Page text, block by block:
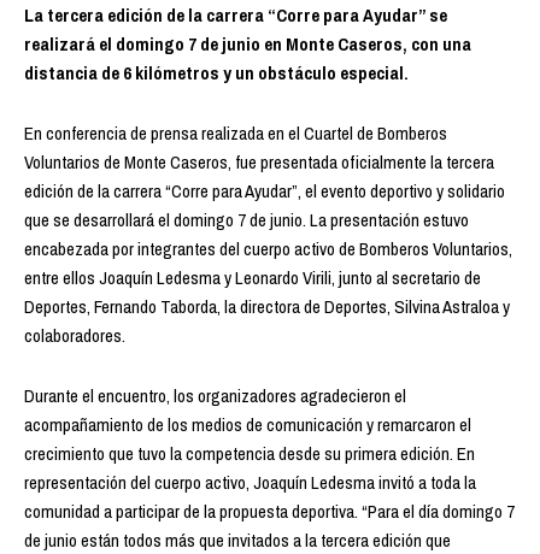
La tercera edición de la carrera “Corre para Ayudar” se
realizará el domingo 7 de junio en Monte Caseros, con una
distancia de 6 kilómetros y un obstáculo especial.
En conferencia de prensa realizada en el Cuartel de Bomberos
Voluntarios de Monte Caseros, fue presentada oficialmente la tercera
edición de la carrera “Corre para Ayudar”, el evento deportivo y solidario
que se desarrollará el domingo 7 de junio. La presentación estuvo
encabezada por integrantes del cuerpo activo de Bomberos Voluntarios,
entre ellos Joaquín Ledesma y Leonardo Virili, junto al secretario de
Deportes, Fernando Taborda, la directora de Deportes, Silvina Astraloa y
colaboradores.
Durante el encuentro, los organizadores agradecieron el
acompañamiento de los medios de comunicación y remarcaron el
crecimiento que tuvo la competencia desde su primera edición. En
representación del cuerpo activo, Joaquín Ledesma invitó a toda la
comunidad a participar de la propuesta deportiva. “Para el día domingo 7
de junio están todos más que invitados a la tercera edición que